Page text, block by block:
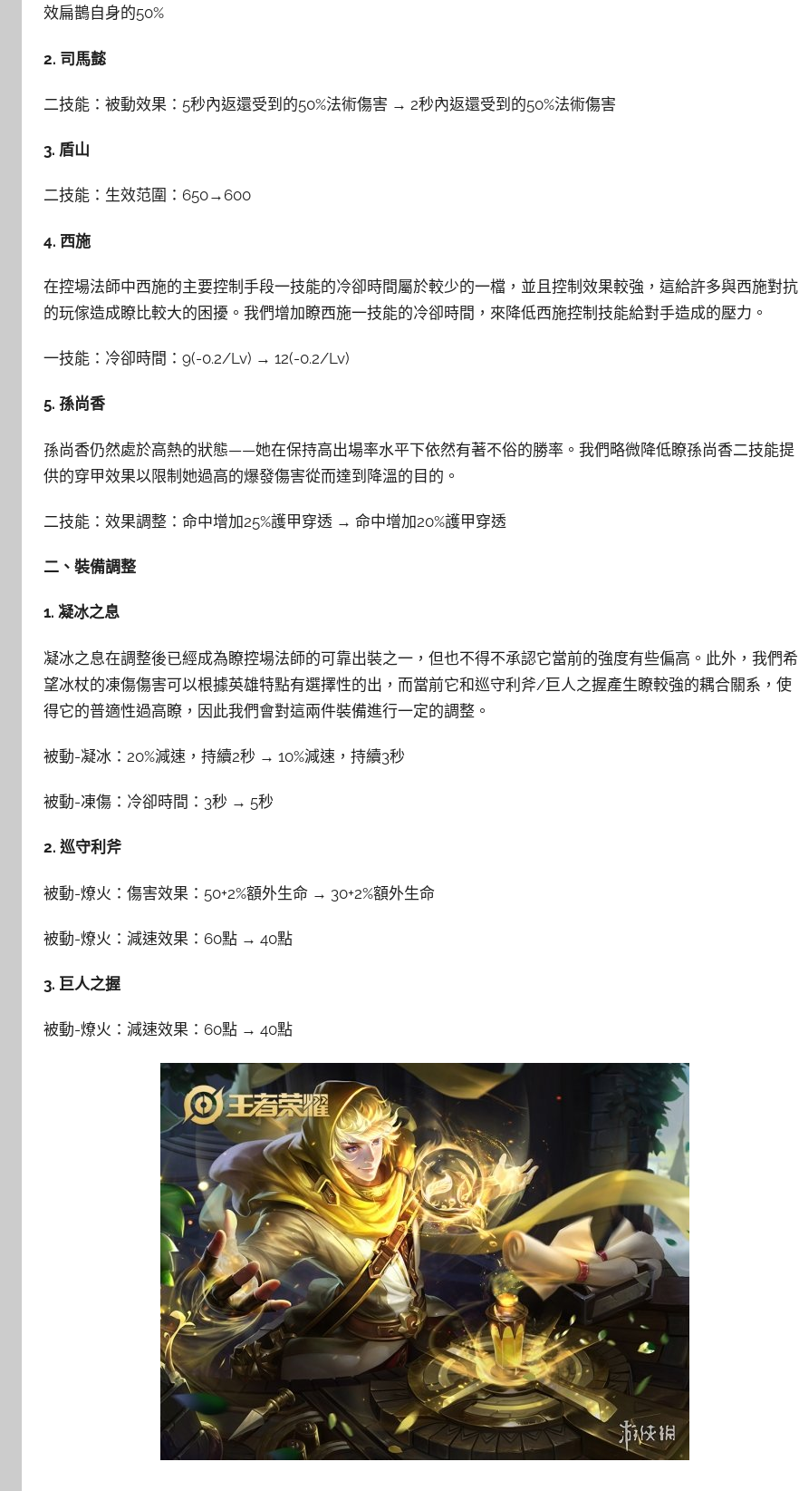
效扁鵲自身的50%
2. 司馬懿
二技能：被動效果：5秒內返還受到的50%法術傷害 → 2秒內返還受到的50%法術傷害
3. 盾山
二技能：生效范圍：650→600
4. 西施
在控場法師中西施的主要控制手段一技能的冷卻時間屬於較少的一檔，並且控制效果較強，這給許多與西施對抗
的玩傢造成瞭比較大的困擾。我們增加瞭西施一技能的冷卻時間，來降低西施控制技能給對手造成的壓力。
一技能：冷卻時間：9(-0.2/Lv) → 12(-0.2/Lv)
5. 孫尚香
孫尚香仍然處於高熱的狀態——她在保持高出場率水平下依然有著不俗的勝率。我們略微降低瞭孫尚香二技能提
供的穿甲效果以限制她過高的爆發傷害從而達到降溫的目的。
二技能：效果調整：命中增加25%護甲穿透 → 命中增加20%護甲穿透
二、裝備調整
1. 凝冰之息
凝冰之息在調整後已經成為瞭控場法師的可靠出裝之一，但也不得不承認它當前的強度有些偏高。此外，我們希
望冰杖的凍傷傷害可以根據英雄特點有選擇性的出，而當前它和巡守利斧/巨人之握產生瞭較強的耦合關系，使
得它的普適性過高瞭，因此我們會對這兩件裝備進行一定的調整。
被動-凝冰：20%減速，持續2秒 → 10%減速，持續3秒
被動-凍傷：冷卻時間：3秒 → 5秒
2. 巡守利斧
被動-燎火：傷害效果：50+2%額外生命 → 30+2%額外生命
被動-燎火：減速效果：60點 → 40點
3. 巨人之握
被動-燎火：減速效果：60點 → 40點